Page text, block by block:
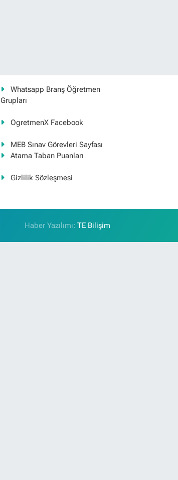
Whatsapp Branş Öğretmen
Grupları
OgretmenX Facebook
MEB Sınav Görevleri Sayfası
Atama Taban Puanları
Gizlilik Sözleşmesi
Haber Yazılımı:TE Bilişim